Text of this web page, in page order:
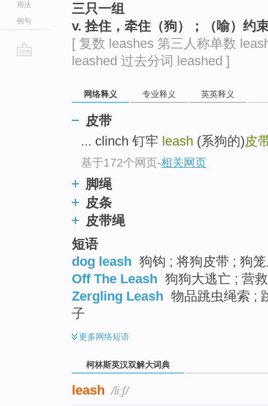
用法
例句
三只一组
v. 拴住，牵住（狗）；（喻）约
[ 复数 leashes 第三人称单数
leashed 过去分词 leashed ]
网络释义 专业释义 英英释义
皮带
... clinch 钉牢 leash (系狗的)皮
基于172个网页-相关网页
脚绳
皮条
皮带绳
短语
dog leash 狗钩 ; 将狗皮带 ; 狗
Off The Leash 狗狗大逃亡 ; 营
Zergling Leash 物品跳虫绳索 ;
子
更多网络短语
柯林斯英汉双解大词典
leash /liːʃ/